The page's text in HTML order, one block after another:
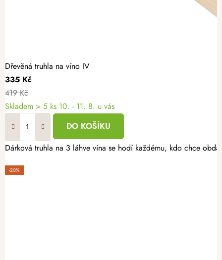
Dřevěná truhla na víno IV
335 Kč
419 Kč
Skladem > 5 ks 10. - 11. 8. u vás
DO KOŠÍKU
Dárková truhla na 3 láhve vína se hodí každému, kdo chce
-20%